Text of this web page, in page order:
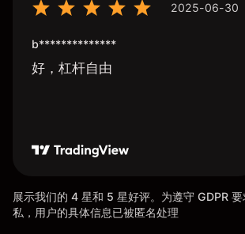
2025-06-30
b**************
好，杠杆自由
展示我们的 4 星和 5 星好评。为遵守 GDPR
私，用户的具体信息已被匿名处理